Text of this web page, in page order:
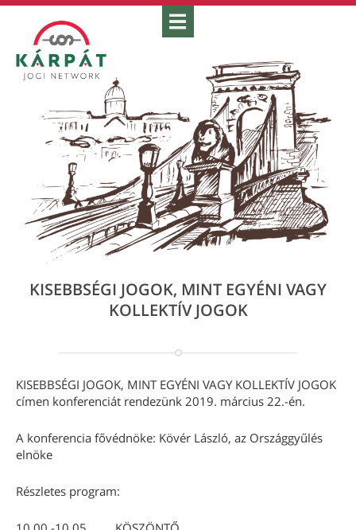
KISEBBSÉGI JOGOK, MINT EGYÉNI VAGY
KOLLEKTÍV JOGOK
KISEBBSÉGI JOGOK, MINT EGYÉNI VAGY KOLLEKTÍV JOGOK
címen konferenciát rendezünk 2019. március 22.-én.
A konferencia fővédnöke: Kövér László, az Országgyűlés
elnöke
Részletes program: